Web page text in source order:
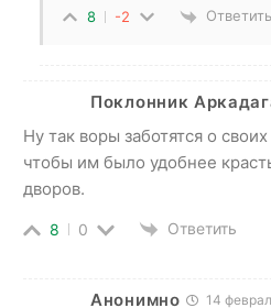
8 -2 Ответить
Поклонник
Ну так воры заботятся о
чтобы им было удобнее
дворов.
8 0 Ответить
Анонимно 14